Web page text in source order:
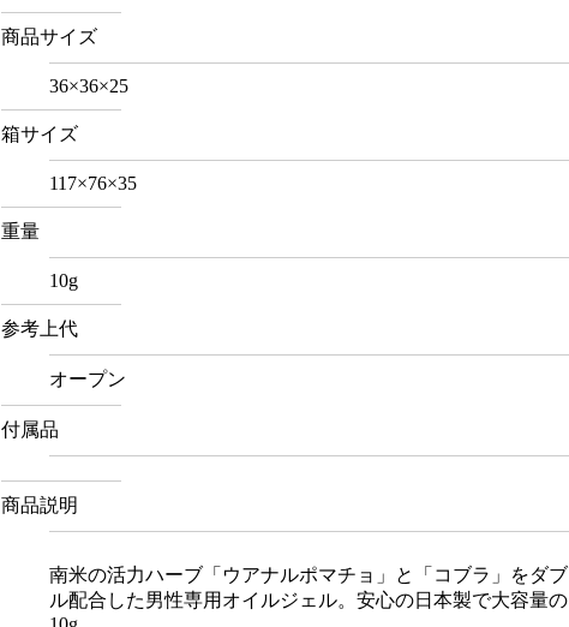
商品サイズ
36×36×25
箱サイズ
117×76×35
重量
10g
参考上代
オープン
付属品
商品説明
南米の活力ハーブ「ウアナルポマチョ」と「コブラ」をダブ
ル配合した男性専用オイルジェル。安心の日本製で大容量の